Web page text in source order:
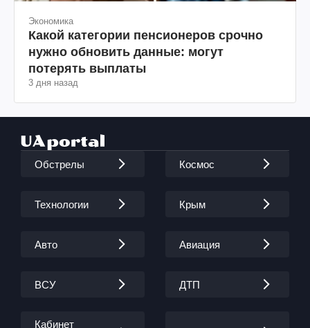
Экономика
Какой категории пенсионеров срочно
нужно обновить данные: могут
потерять выплаты
3 дня назад
Обстрелы Космос
Технологии Крым
Авто Авиация
ВСУ ДТП
Кабинет